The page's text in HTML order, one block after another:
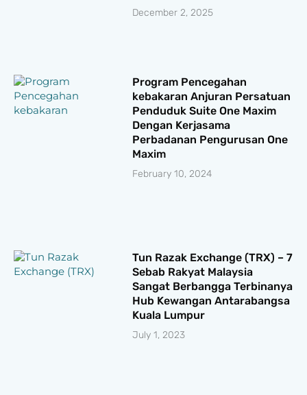
December 2, 2025
Program Pencegahan
kebakaran Anjuran Persatuan
Penduduk Suite One Maxim
Dengan Kerjasama
Perbadanan Pengurusan One
Maxim
February 10, 2024
Tun Razak Exchange (TRX) – 7
Sebab Rakyat Malaysia
Sangat Berbangga Terbinanya
Hub Kewangan Antarabangsa
Kuala Lumpur
July 1, 2023